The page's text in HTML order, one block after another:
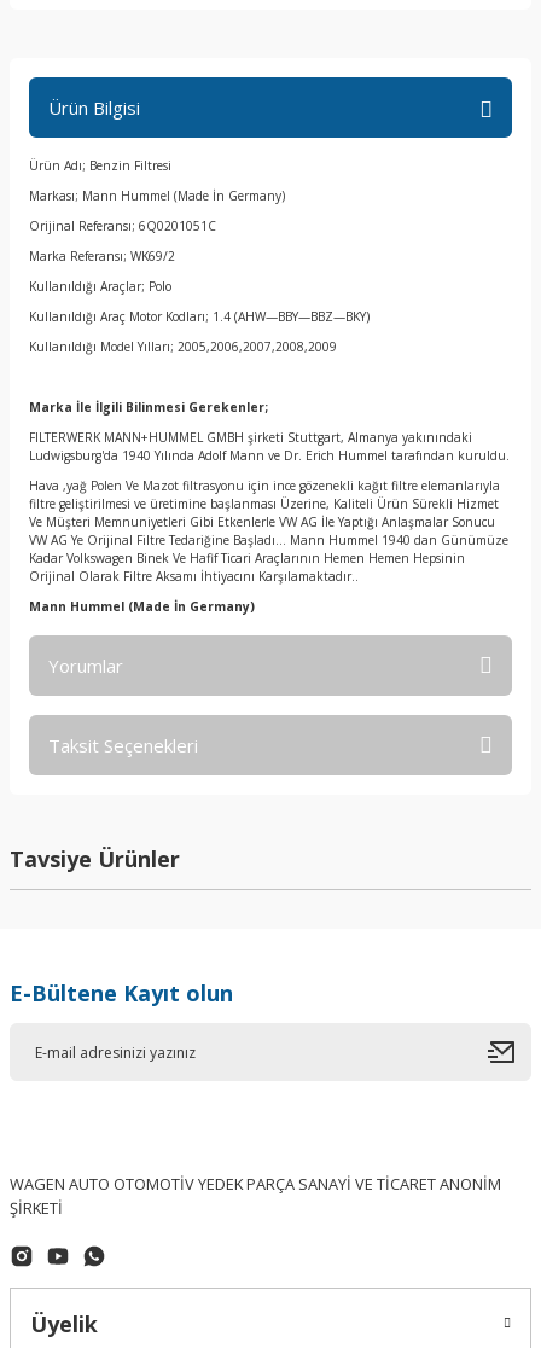
Ürün Bilgisi
Ürün Adı; Benzin Filtresi
Markası; Mann Hummel (Made İn Germany)
Orijinal Referansı; 6Q0201051C
Marka Referansı; WK69/2
Kullanıldığı Araçlar; Polo
Kullanıldığı Araç Motor Kodları; 1.4 (AHW—BBY—BBZ—BKY)
Kullanıldığı Model Yılları; 2005,2006,2007,2008,2009
Marka İle İlgili Bilinmesi Gerekenler;
FILTERWERK MANN+HUMMEL GMBH şirketi Stuttgart, Almanya yakınındaki
Ludwigsburg'da 1940 Yılında Adolf Mann ve Dr. Erich Hummel tarafından kuruldu.
Hava ,yağ Polen Ve Mazot filtrasyonu için ince gözenekli kağıt filtre elemanlarıyla
filtre geliştirilmesi ve üretimine başlanması Üzerine, Kaliteli Ürün Sürekli Hizmet
Ve Müşteri Memnuniyetleri Gibi Etkenlerle VW AG İle Yaptığı Anlaşmalar Sonucu
VW AG Ye Orijinal Filtre Tedariğine Başladı… Mann Hummel 1940 dan Günümüze
Kadar Volkswagen Binek Ve Hafif Ticari Araçlarının Hemen Hemen Hepsinin
Orijinal Olarak Filtre Aksamı İhtiyacını Karşılamaktadır..
Mann Hummel (Made İn Germany)
Yorumlar
Taksit Seçenekleri
Tavsiye Ürünler
E-Bültene Kayıt olun
WAGEN AUTO OTOMOTİV YEDEK PARÇA SANAYİ VE TİCARET ANONİM
ŞİRKETİ
Üyelik